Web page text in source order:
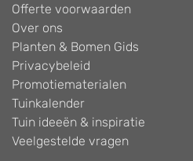
Offerte voorwaarden
Over ons
Planten & Bomen Gids
Privacybeleid
Promotiematerialen
Tuinkalender
Tuin ideeën & inspiratie
Veelgestelde vragen